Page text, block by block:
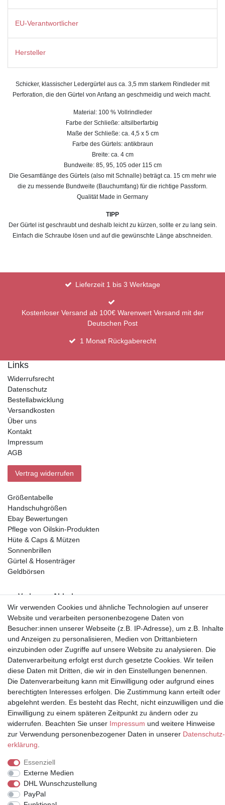
EU-Verantwortlicher
Hersteller
Schicker, klassischer Ledergürtel aus ca. 3,5 mm starkem Rindleder mit
Perforation, die den Gürtel von Anfang an geschmeidig und weich macht.
Material: 100 % Vollrindleder
Farbe der Schließe: altsilberfarbig
Maße der Schließe: ca. 4,5 x 5 cm
Farbe des Gürtels: antikbraun
Breite: ca. 4 cm
Bundweite: 85, 95, 105 oder 115 cm
Die Gesamtlänge des Gürtels (also mit Schnalle) beträgt ca. 15 cm mehr wie
die zu messende Bundweite (Bauchumfang) für die richtige Passform.
Qualität Made in Germany
TIPP
Der Gürtel ist geschraubt und deshalb leicht zu kürzen, sollte er zu lang sein.
Einfach die Schraube lösen und auf die gewünschte Länge abschneiden.
Lieferzeit 1 bis 3 Werktage
Kostenloser Versand ab 100€ Warenwert Versand mit der
Deutschen Post
1 Monat Rückgaberecht
Links
Widerrufsrecht
Datenschutz
Bestellabwicklung
Versandkosten
Über uns
Kontakt
Impressum
AGB
Vertrag widerrufen
Größentabelle
Handschuhgrößen
Ebay Bewertungen
Pflege von Oilskin-Produkten
Hüte & Caps & Mützen
Sonnenbrillen
Gürtel & Hosenträger
Geldbörsen
Vorkasse, Abholung
Partner
* Alle Preise inkl.
Mehrwertsteuer und zuzüglich
Versand | **ehemaliger
© Copyright 2026 | Alle Rechte vorbehalten.
Wir verwenden Cookies und ähnliche Technologien auf unserer
Website und verarbeiten personenbezogene Daten von
Besucher:innen unserer Webseite (z.B. IP-Adresse), um z.B. Inhalte
und Anzeigen zu personalisieren, Medien von Drittanbietern
einzubinden oder Zugriffe auf unsere Website zu analysieren. Die
Datenverarbeitung erfolgt erst durch gesetzte Cookies. Wir teilen
diese Daten mit Dritten, die wir in den Einstellungen benennen.
Die Datenverarbeitung kann mit Einwilligung oder aufgrund eines
berechtigten Interesses erfolgen. Die Zustimmung kann erteilt oder
abgelehnt werden. Es besteht das Recht, nicht einzuwilligen und die
Einwilligung zu einem späteren Zeitpunkt zu ändern oder zu
widerrufen. Beachten Sie unser Impressum und weitere Hinweise
zur Verwendung personenbezogener Daten in unserer Daten­schutz­
erklärung
Essenziell
Externe Medien
DHL Wunschzustellung
PayPal